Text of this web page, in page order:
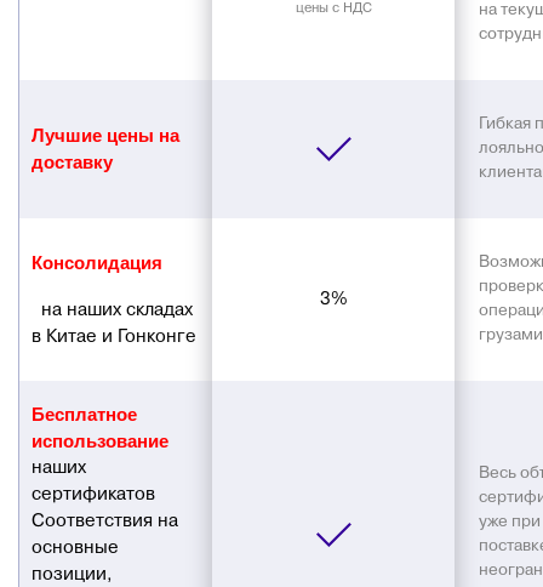
цены с НДС
на
Лучшие цены на
доставку
Гибкая
Консолидация
на наших складах
в Китае и Гонконге
3%
Бесплатное
использование
наших
сертификатов
Соответствия на
основные
позиции,
Весь
уже при